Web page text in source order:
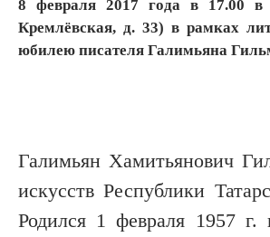
8 февраля 2017 года в 17.00 в
Кремлёвская, д. 33) в рамках
юбилею писателя Галимьяна
Галимьян Хамитьянович
искусств Республики
Родился 1 февраля 1957